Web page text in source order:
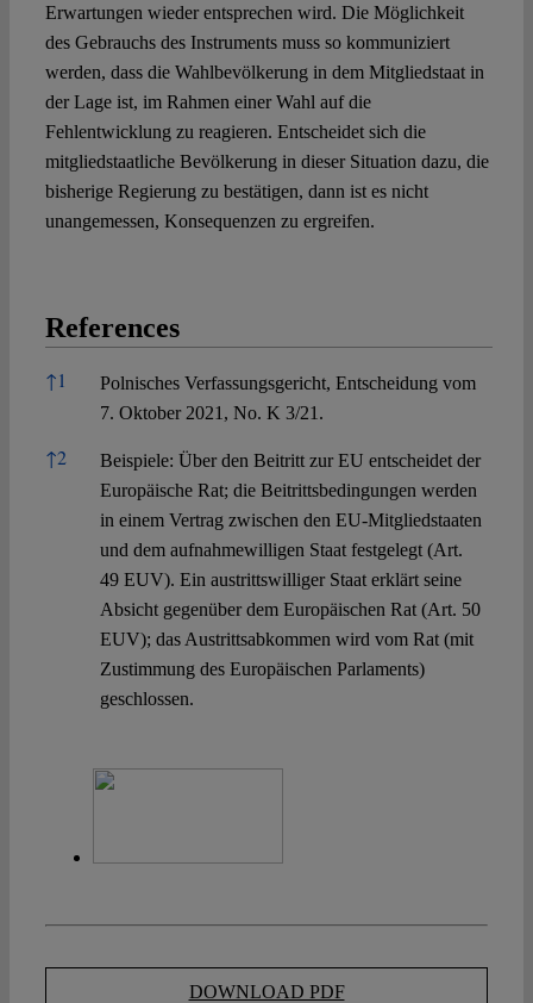
Erwartungen wieder entsprechen wird. Die Möglichkeit
des Gebrauchs des Instruments muss so kommuniziert
werden, dass die Wahlbevölkerung in dem Mitgliedstaat in
der Lage ist, im Rahmen einer Wahl auf die
Fehlentwicklung zu reagieren. Entscheidet sich die
mitgliedstaatliche Bevölkerung in dieser Situation dazu, die
bisherige Regierung zu bestätigen, dann ist es nicht
unangemessen, Konsequenzen zu ergreifen.
References
References
↑1
Polnisches Verfassungsgericht, Entscheidung vom
7. Oktober 2021, No. K 3/21.
↑2
Beispiele: Über den Beitritt zur EU entscheidet der
Europäische Rat; die Beitrittsbedingungen werden
in einem Vertrag zwischen den EU-Mitgliedstaaten
und dem aufnahmewilligen Staat festgelegt (Art.
49 EUV). Ein austrittswilliger Staat erklärt seine
Absicht gegenüber dem Europäischen Rat (Art. 50
EUV); das Austrittsabkommen wird vom Rat (mit
Zustimmung des Europäischen Parlaments)
geschlossen.
DOWNLOAD PDF